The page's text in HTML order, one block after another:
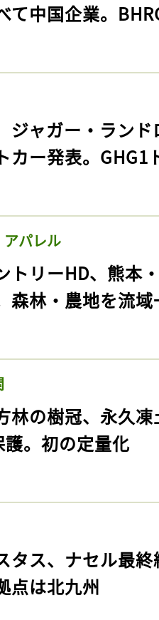
て中国企業。
ジャガー・ラン
カー発表。GHG1
パレル
トリーHD、熊本
森林・農地を流
林の樹冠、永久
。初の定量化
タス、ナセル最
点は北九州